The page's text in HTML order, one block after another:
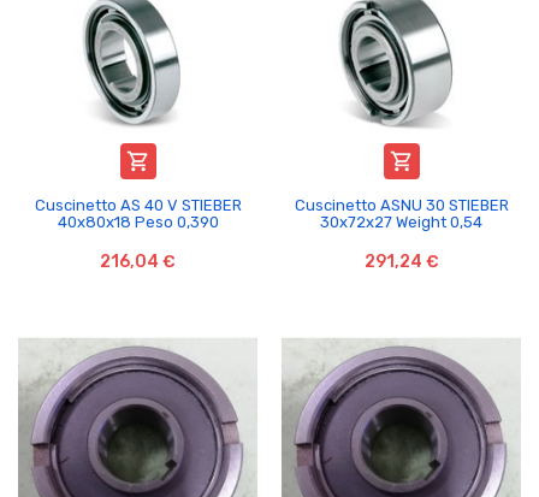

Cuscinetto AS 40 V STIEBER
40x80x18 Peso 0,390
216,04 €

Cuscinetto ASNU 30 STIEBER
30x72x27 Weight 0,54
291,24 €